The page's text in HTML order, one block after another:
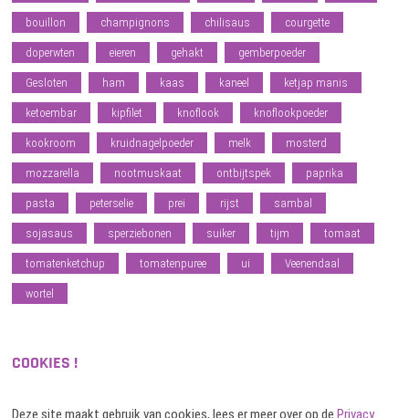
bouillon champignons chilisaus courgette
doperwten eieren gehakt gemberpoeder
Gesloten ham kaas kaneel ketjap manis
ketoembar kipfilet knoflook knoflookpoeder
kookroom kruidnagelpoeder melk mosterd
mozzarella nootmuskaat ontbijtspek paprika
pasta peterselie prei rijst sambal
sojasaus sperziebonen suiker tijm tomaat
tomatenketchup tomatenpuree ui Veenendaal
wortel
COOKIES !
Deze site maakt gebruik van cookies, lees er meer over op dePrivacy